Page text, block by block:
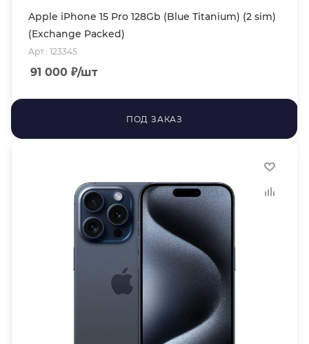
Apple iPhone 15 Pro 128Gb (Blue Titanium) (2 sim)
(Exchange Packed)
Арт.: 123345
91 000 ₽/шт
ПОД ЗАКАЗ